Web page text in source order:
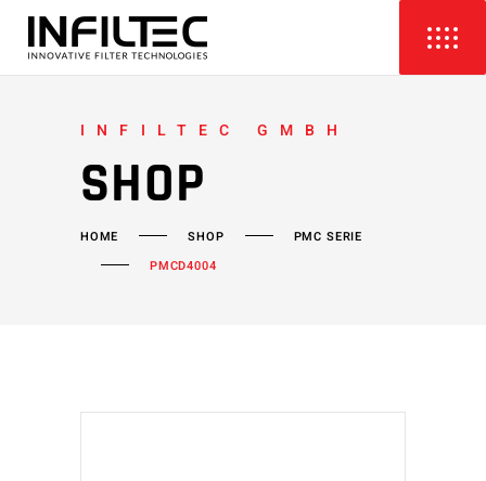
INFILTEC GMBH
SHOP
HOME SHOP
PMC SERIE
PMCD4004